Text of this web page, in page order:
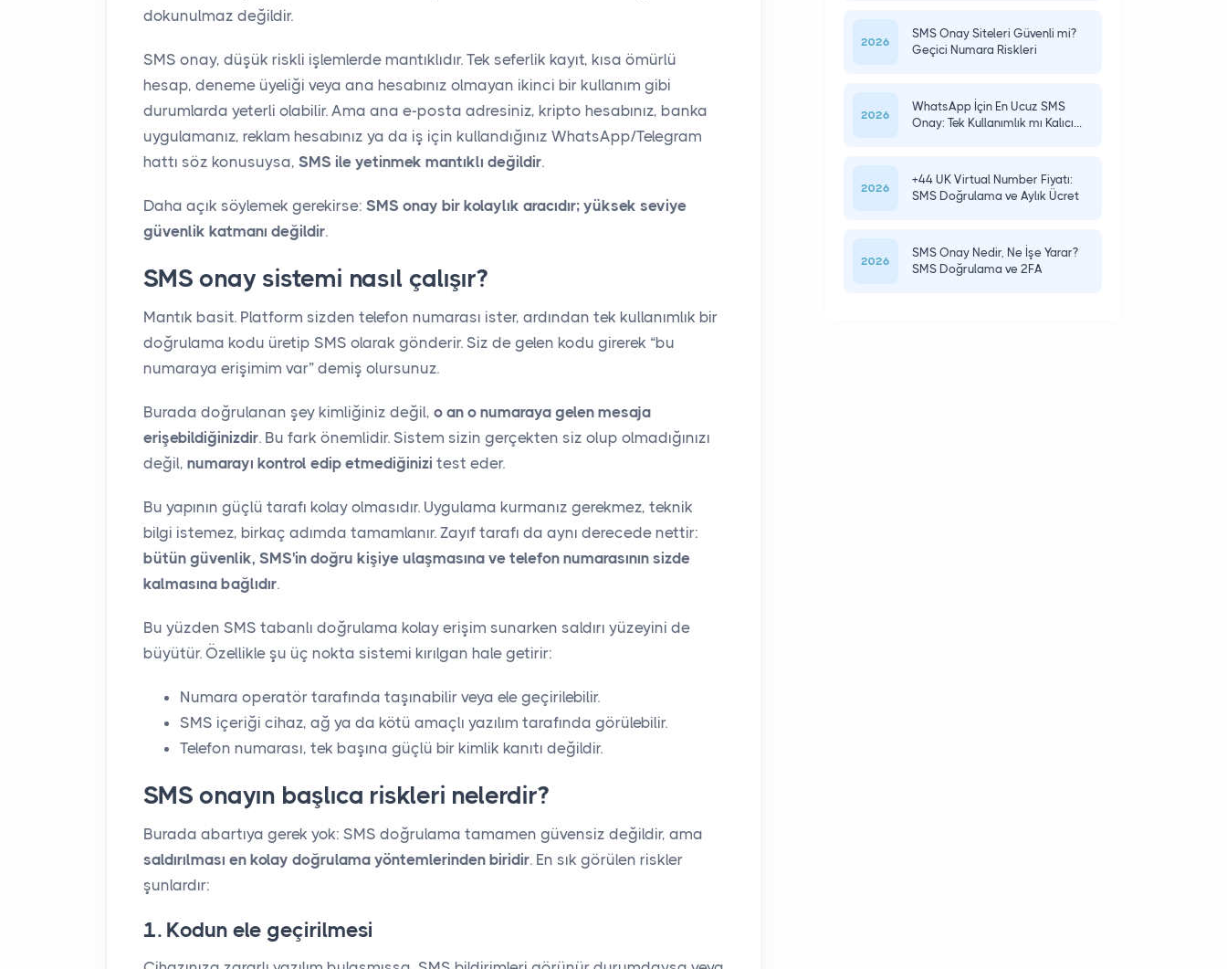
dokunulmaz değildir.
SMS onay, düşük riskli işlemlerde mantıklıdır. Tek seferlik kayıt, kısa ömürlü
hesap, deneme üyeliği veya ana hesabınız olmayan ikinci bir kullanım gibi
durumlarda yeterli olabilir. Ama ana e-posta adresiniz, kripto hesabınız, banka
uygulamanız, reklam hesabınız ya da iş için kullandığınız WhatsApp/Telegram
hattı söz konusuysa, SMS ile yetinmek mantıklı değildir.
Daha açık söylemek gerekirse: SMS onay bir kolaylık aracıdır; yüksek seviye
güvenlik katmanı değildir.
SMS onay sistemi nasıl çalışır?
Mantık basit. Platform sizden telefon numarası ister, ardından tek kullanımlık bir
doğrulama kodu üretip SMS olarak gönderir. Siz de gelen kodu girerek “bu
numaraya erişimim var” demiş olursunuz.
Burada doğrulanan şey kimliğiniz değil, o an o numaraya gelen mesaja
erişebildiğinizdir. Bu fark önemlidir. Sistem sizin gerçekten siz olup olmadığınızı
değil, numarayı kontrol edip etmediğinizi test eder.
Bu yapının güçlü tarafı kolay olmasıdır. Uygulama kurmanız gerekmez, teknik
bilgi istemez, birkaç adımda tamamlanır. Zayıf tarafı da aynı derecede nettir:
bütün güvenlik, SMS'in doğru kişiye ulaşmasına ve telefon numarasının sizde
kalmasına bağlıdır.
Bu yüzden SMS tabanlı doğrulama kolay erişim sunarken saldırı yüzeyini de
büyütür. Özellikle şu üç nokta sistemi kırılgan hale getirir:
Numara operatör tarafında taşınabilir veya ele geçirilebilir.
SMS içeriği cihaz, ağ ya da kötü amaçlı yazılım tarafında görülebilir.
Telefon numarası, tek başına güçlü bir kimlik kanıtı değildir.
SMS onayın başlıca riskleri nelerdir?
Burada abartıya gerek yok: SMS doğrulama tamamen güvensiz değildir, ama
saldırılması en kolay doğrulama yöntemlerinden biridir. En sık görülen riskler
şunlardır:
1. Kodun ele geçirilmesi
2026
SMS Onay Siteleri Güvenli mi?
Geçici Numara Riskleri
2026
WhatsApp İçin En Ucuz SMS
Onay: Tek Kullanımlık mı Kalıcı
2026
+44 UK Virtual Number Fiyatı:
SMS Doğrulama ve Aylık Ücret
2026
SMS Onay Nedir, Ne İşe Yarar?
SMS Doğrulama ve 2FA